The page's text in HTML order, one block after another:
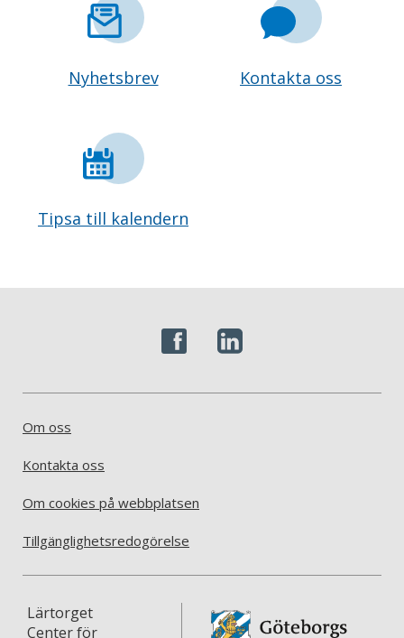
Nyhetsbrev Kontakta oss
Tipsa till kalendern
Om oss
Kontakta oss
Om cookies på webbplatsen
Tillgänglighetsredogörelse
Lärtorget
Center för